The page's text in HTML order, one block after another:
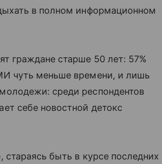
в полном информационном
граждане старше 50 лет: 57%
чуть меньше времени, и лишь
среди респондентов
себе новостной детокс
быть в курсе последних